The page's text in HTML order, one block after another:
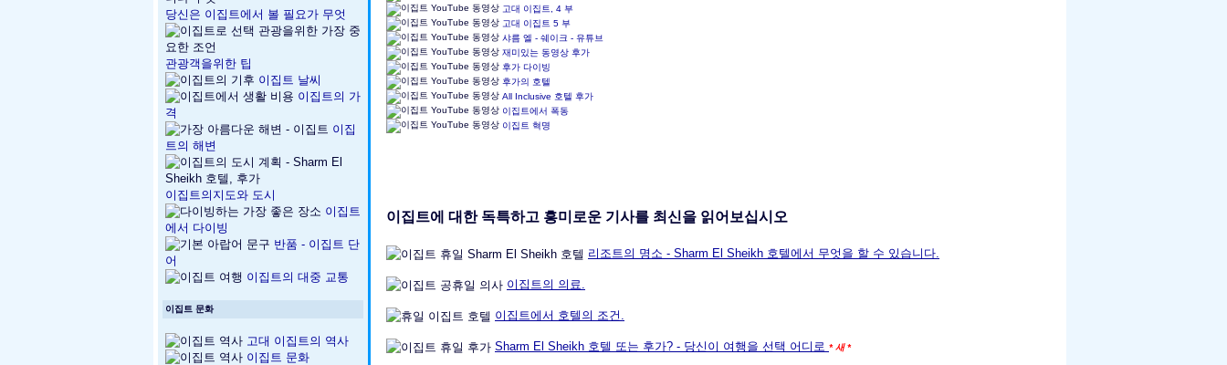
당신은 이집트에서 볼 필요가 무엇
관광객을위한 팁
이집트 날씨
이집트의 가
격
이집
트의 해변
이집트의지도와 도시
이집트
에서 다이빙
반품 - 이집트 단
어
이집트의 대중 교통
이집트 문화
고대 이집트의 역사
이집트 문화
고대 이집트, 4 부
고대 이집트 5 부
샤름 엘 - 쉐이크 - 유튜브
재미있는 동영상 후가
후가 다이빙
후가의 호텔
All Inclusive 호텔 후가
이집트에서 폭동
이집트 혁명
이집트에 대한 독특하고 흥미로운 기사를 최신을 읽어보십시오
리조트의 명소 - Sharm El Sheikh 호텔에서 무엇을 할 수 있습니다.
이집트의 의료.
이집트에서 호텔의 조건.
Sharm El Sheikh 호텔 또는 후가? - 당신이 여행을 선택 어디로 * 새 *